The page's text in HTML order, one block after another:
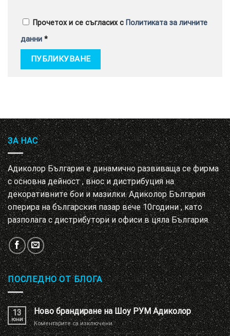
Прочетох и се съгласих с Политиката за личните
данни *
ЗА НАС
Адиколор България е динамично развиваща се фирма
с основна дейност , внос и дистрибуция на
декоративните бои и мазилки. Адиколор България
оперира на българския пазар вече 10години , като
разполага с дистрибутори и офиси в цяла България.
ПОСЛЕДНО ОТ БЛОГА
13
юни
Ново брандиране на Шоу РУМ Адиколор
Коментарите са изключениза
Ново